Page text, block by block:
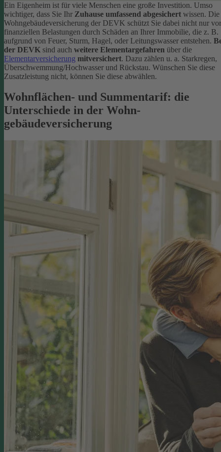
Ein Eigenheim ist für viele Menschen eine große Investition. Umso
wichtiger, dass Sie Ihr Zuhause umfassend abgesichert wissen. Die
Wohngebäudeversicherung der DEVK schützt Sie dabei nicht nur vor
finanziellen Belastungen durch Schäden an Ihrer Immobilie, die z. B.
aufgrund von Feuer, Sturm, Hagel, oder Leitungswasser entstehen.
der DEVK sind auch weitere Elementargefahren über die
Elementarversicherung mitversichert. Dazu zählen u. a. Starkregen,
Überschwemmung/Hochwasser und Rückstau. Wünschen Sie diese
Zusatzleistung nicht, können Sie diese abwählen.
Wohnflächen- und Summentarif: die
Unterschiede in der Wohn­
gebäudeversicherung